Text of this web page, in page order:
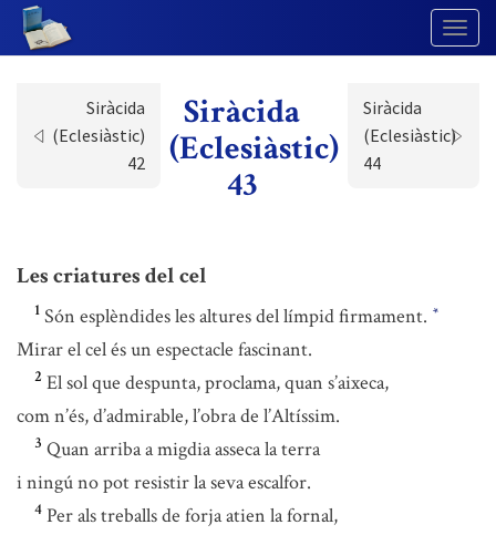
Siràcida
(Eclesiàstic)
42
Siràcida
(Eclesiàstic)
43
Siràcida
(Eclesiàstic)
44
Les criatures del cel
1 Són esplèndides les altures del límpid firmament. *
Mirar el cel és un espectacle fascinant.
2 El sol que despunta, proclama, quan s’aixeca,
com n’és, d’admirable, l’obra de l’Altíssim.
3 Quan arriba a migdia asseca la terra
i ningú no pot resistir la seva escalfor.
4 Per als treballs de forja atien la fornal,